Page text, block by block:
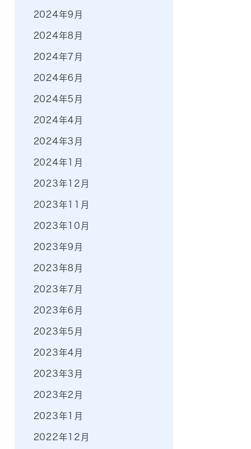
2024年9月
2024年8月
2024年7月
2024年6月
2024年5月
2024年4月
2024年3月
2024年1月
2023年12月
2023年11月
2023年10月
2023年9月
2023年8月
2023年7月
2023年6月
2023年5月
2023年4月
2023年3月
2023年2月
2023年1月
2022年12月